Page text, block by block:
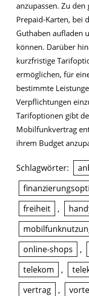
anzupassen. Zu
Prepaid-Karten, bei
Guthaben aufladen
können. Darüber
kurzfristige
ermöglichen, für
bestimmte
Verpflichtungen
Tarifoptionen gibt
Mobilfunkvertrag
ihrem Budget
Schlagwörter:
freiheit
,
online-shops
,
telekom
,
vertrag
,